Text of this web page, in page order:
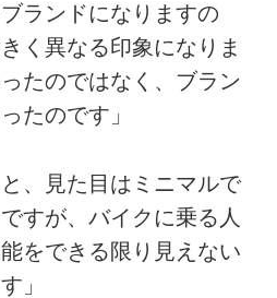
ランドになりますの
く異なる印象になりま
たのではなく、ブラン
たのです」
、見た目はミニマルで
すが、バイクに乗る人
をできる限り見えない
」